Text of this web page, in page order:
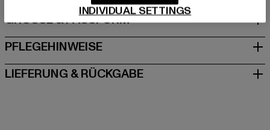
GRÖSSE & PASSFORM
PFLEGEHINWEISE
LIEFERUNG & RÜCKGABE
INDIVIDUAL SETTINGS